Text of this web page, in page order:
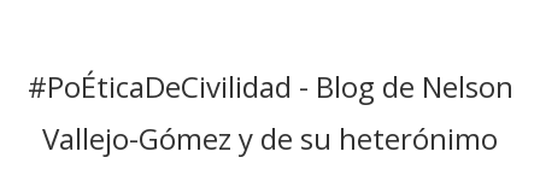
contenido
#PoÉticaDeCivilidad - Blog de Nelson
Vallejo-Gómez y de su heterónimo